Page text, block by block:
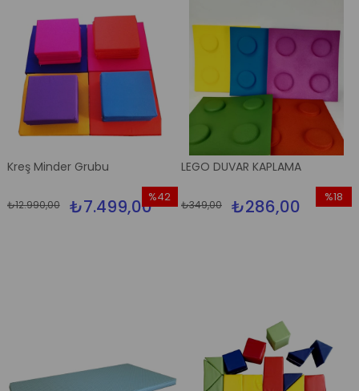
Kreş Minder Grubu
₺7.499,00
₺12.990,00
%42
İndirim
LEGO DUVAR KAPLAMA
₺286,00
₺349,00
%18